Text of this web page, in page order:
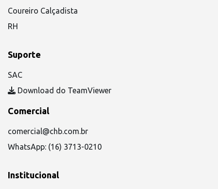
Coureiro Calçadista
RH
Suporte
SAC
Download do TeamViewer
Comercial
comercial@chb.com.br
WhatsApp: (16) 3713-0210
Institucional